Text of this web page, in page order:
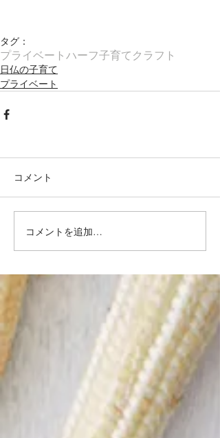
タグ：
プライベートハーフ子育てクラフト
日仏の子育て
プライベート
コメント
コメントを追加…